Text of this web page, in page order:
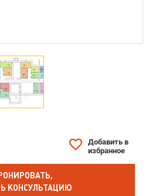
Добавить в
избранное
КОНСУЛЬТАЦИЮ